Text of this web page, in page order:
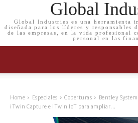
Global
Global Industries es una herramienta
diseñada para los líderes y responsables
de las empresas, en la vida profesional
personal en las
Home Especiales Coberturas
Bentley
iTwin Capture e iTwin IoT para ampliar...